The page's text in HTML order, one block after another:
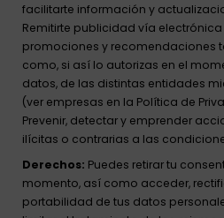
facilitarte información y
Remitirte publicidad vía
promociones y recomendaciones
como, si así lo autorizas en el
datos, de las distintas entidades
(ver empresas en la Política de
Prevenir, detectar y emprender
ilícitas o contrarias a las
Derechos: Puedes retirar tu
momento, así como acceder,
portabilidad de tus datos